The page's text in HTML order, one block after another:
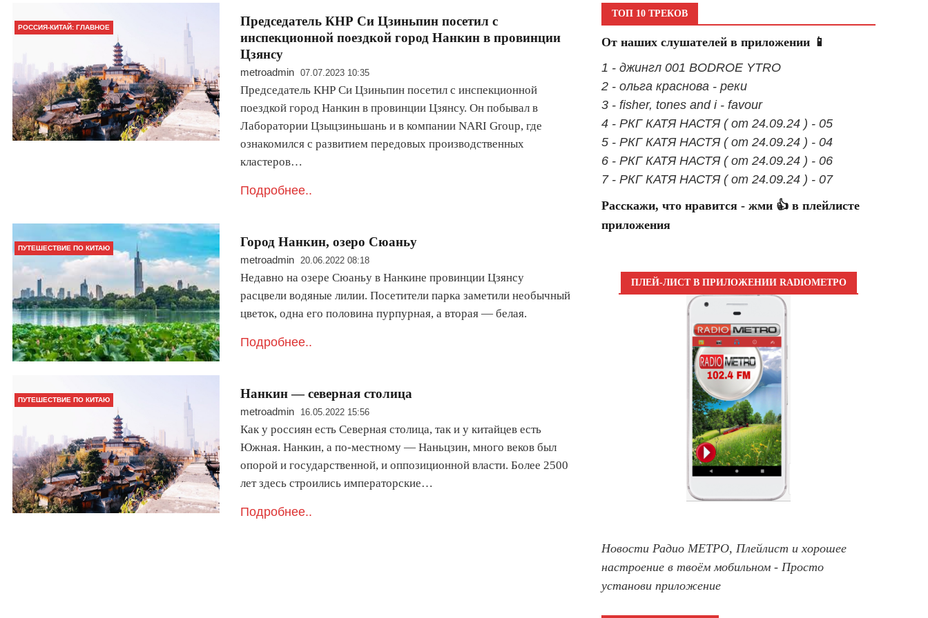
РОССИЯ-КИТАЙ: ГЛАВНОЕ
Председатель КНР Си Цзиньпин посетил с
инспекционной поездкой город Нанкин в провинции
Цзянсу
metroadmin 07.07.2023 10:35
Председатель КНР Си Цзиньпин посетил с инспекционной
поездкой город Нанкин в провинции Цзянсу. Он побывал в
Лаборатории Цзыцзиньшань и в компании NARI Group, где
ознакомился с развитием передовых производственных
кластеров…
Подробнее..
ПУТЕШЕСТВИЕ ПО КИТАЮ Город Нанкин, озеро Сюаньу
metroadmin 20.06.2022 08:18
Недавно на озере Сюаньу в Нанкине провинции Цзянсу
расцвели водяные лилии. Посетители парка заметили необычный
цветок, одна его половина пурпурная, а вторая — белая.
Подробнее..
ПУТЕШЕСТВИЕ ПО КИТАЮ Нанкин — северная столица
metroadmin 16.05.2022 15:56
Как у россиян есть Северная столица, так и у китайцев есть
Южная. Нанкин, а по-местному — Наньцзин, много веков был
опорой и государственной, и оппозиционной власти. Более 2500
лет здесь строились императорские…
Подробнее..
ТОП 10 ТРЕКОВ
От наших слушателей в приложении 📱
1 - джингл 001 BODROE YTRO
2 - ольга краснова - реки
3 - fisher, tones and i - favour
4 - РКГ КАТЯ НАСТЯ ( от 24.09.24 ) - 05
5 - РКГ КАТЯ НАСТЯ ( от 24.09.24 ) - 04
6 - РКГ КАТЯ НАСТЯ ( от 24.09.24 ) - 06
7 - РКГ КАТЯ НАСТЯ ( от 24.09.24 ) - 07
Расскажи, что нравится - жми 👍 в плейлисте
приложения
ПЛЕЙ-ЛИСТ В ПРИЛОЖЕНИИ RADIOМЕТРО
Новости Радио МЕТРО, Плейлист и хорошее
настроение в твоём мобильном - Просто
установи приложение